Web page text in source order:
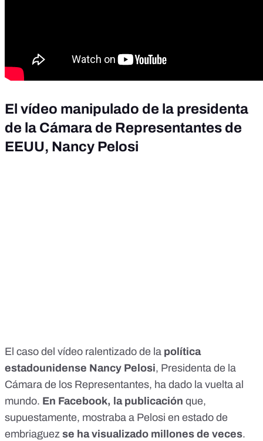
El vídeo manipulado de la presidenta
de la Cámara de Representantes de
EEUU, Nancy Pelosi
El caso del vídeo ralentizado de la política
estadounidense Nancy Pelosi, Presidenta de la
Cámara de los Representantes, ha dado la vuelta al
mundo. En Facebook, la publicación que,
supuestamente, mostraba a Pelosi en estado de
embriaguez se ha visualizado millones de veces.